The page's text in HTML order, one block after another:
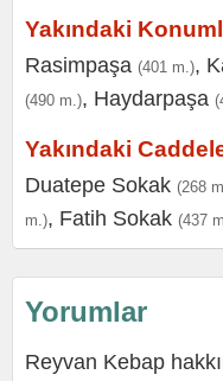
Yakındaki
Rasimpaşa (401 m.),
(490 m.), Haydarpaşa
Yakındaki
Duatepe Sokak (268
m.), Fatih Sokak (437
Yorumlar
Reyvan Kebap